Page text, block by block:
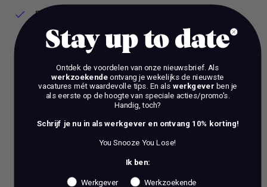
Personeelskorting op SOPHIA MAE producten.
Mocht je interesse hebben om te solliciteren, stuur
dan je cv, motivatiebrief en een portfolio van reeds
uitgevoerde werkzaamheden naar ons op. Wij
ontvangen graag individuele sollicitaties.
Acquisitie naar aanleiding van deze vacature wordt
Stay up to date
Ontdek de voordelen van onze nieuwsbrief. Als
werkzoekendeontvang je wekelijks de nieuwste
vacatures mét waardevolle tips. En als werkgever ben je
als eerste op de hoogte van speciale acties/promo's.
Handig, toch?
Schrijf je nu in als werkgever en ontvang 10% korting!
You Snooze You Lose!
Ik ben:
Werkgever Werkzoekende